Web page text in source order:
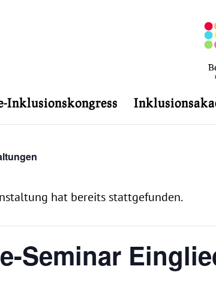
Inklusionskongress
hat bereits stattgefunden.
Seminar